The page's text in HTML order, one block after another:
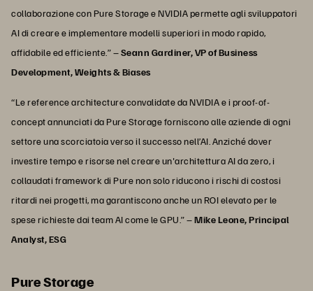
collaborazione con Pure Storage e NVIDIA permette agli sviluppatori
AI di creare e implementare modelli superiori in modo rapido,
affidabile ed efficiente.” –Seann Gardiner, VP of Business
Development, Weights & Biases
“Le reference architecture convalidate da NVIDIA e i proof-of-
concept annunciati da Pure Storage forniscono alle aziende di ogni
settore una scorciatoia verso il successo nell’AI. Anziché dover
investire tempo e risorse nel creare un'architettura AI da zero, i
collaudati framework di Pure non solo riducono i rischi di costosi
ritardi nei progetti, ma garantiscono anche un ROI elevato per le
spese richieste dai team AI come le GPU.” –Mike Leone, Principal
Analyst, ESG
Pure Storage